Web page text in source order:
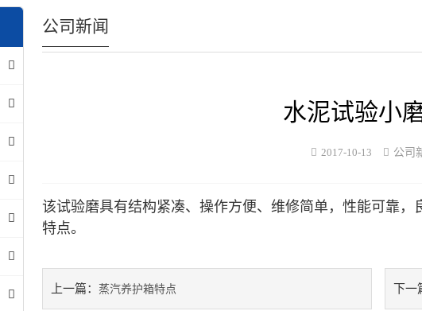
公司新闻
水泥试验小
2017-10-13 公司
该试验磨具有结构紧凑、操作方便、维修简单，性能可靠
特点。
上一篇： 蒸汽养护箱特点 下一